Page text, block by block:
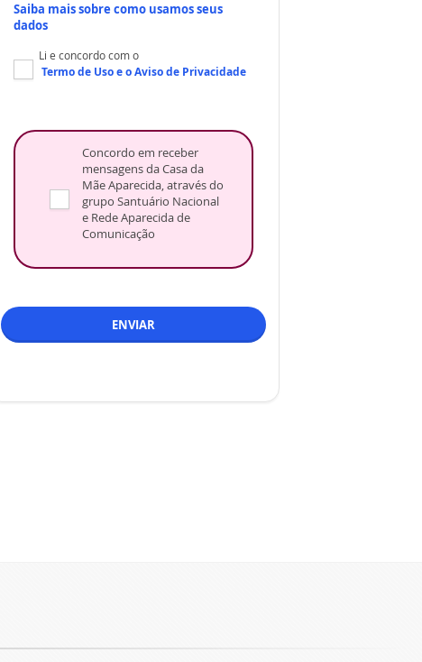
Saiba mais sobre como usamos seus
dados
Li e concordo com o
Termo de Usoe oAviso de Privacidade
Concordo em receber
mensagens da Casa da
Mãe Aparecida, através do
grupo Santuário Nacional
e Rede Aparecida de
Comunicação
ENVIAR